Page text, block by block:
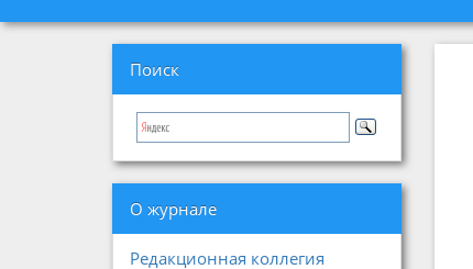
Поиск
О журнале
Редакционная коллегия